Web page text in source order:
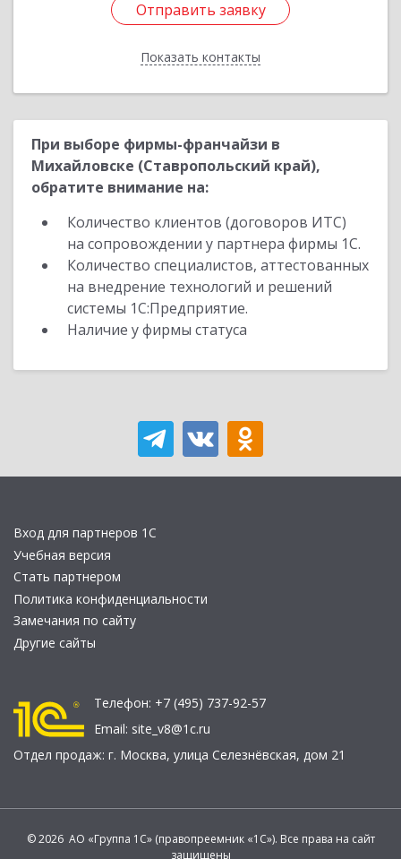
Отправить заявку
Показать контакты
Отправить заявку
Назад
При выборе фирмы-франчайзи в
Михайловске (Ставропольский край),
обратите внимание на:
Количество клиентов (договоров ИТС)
на сопровождении у партнера фирмы 1С.
Количество специалистов, аттестованных
на внедрение технологий и решений
системы 1С:Предприятие.
Наличие у фирмы статуса
Вход для партнеров 1С
Учебная версия
Стать партнером
Политика конфиденциальности
Замечания по сайту
Другие сайты
Телефон: +7 (495) 737-92-57
Email: site_v8@1c.ru
Отдел продаж: г. Москва, улица Селезнёвская, дом 21
© 2026 АО «Группа 1С» (правопреемник «1С»). Все права на сайт
защищены